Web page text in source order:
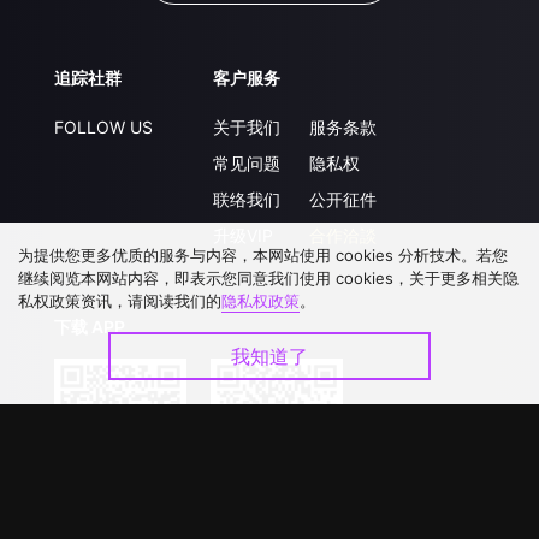
追踪社群
FOLLOW US
客户服务
关于我们
常见问题
联络我们
服务条款
隐私权
公开征件
为提供您更多优质的服务与内容，本网站使用 cookies 分析技术。若您
继续阅览本网站内容，即表示您同意我们使用 cookies，关于更多相关隐
私权政策资讯，请阅读我们的隐私权政策。
我知道了